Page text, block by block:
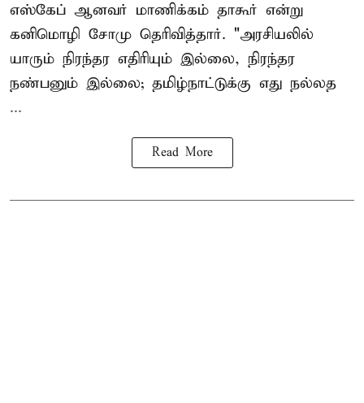
எஸ்கேப் ஆனவர் மாணிக்கம் தாகூர் என்று
கனிமொழி சோமு தெரிவித்தார். "அரசியலில்
யாரும் நிரந்தர எதிரியும் இல்லை, நிரந்தர
நண்பனும் இல்லை; தமிழ்நாட்டுக்கு எது நல்லத
...
Read More